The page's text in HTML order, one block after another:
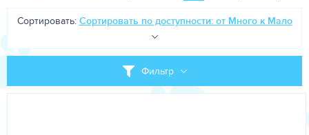
Фильтр
Сортировать: Сортировать по доступности: от Много к Мало